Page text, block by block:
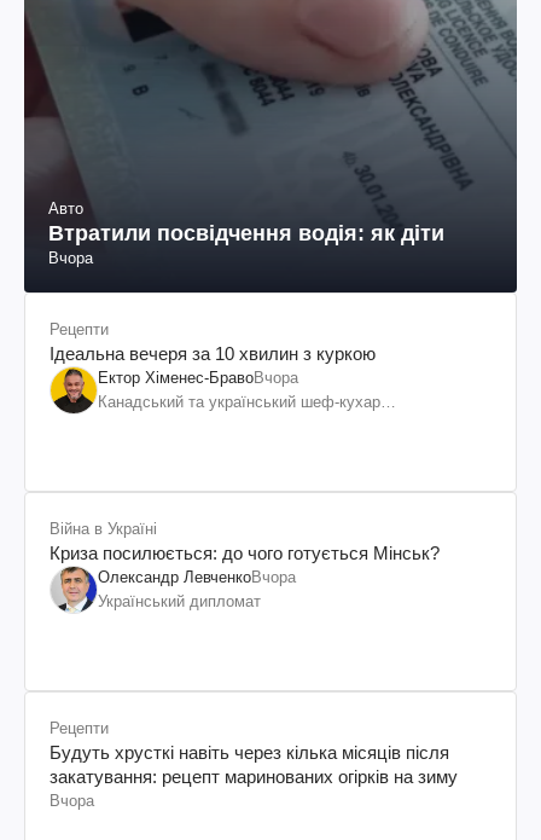
Авто
Втратили посвідчення водія: як діти
Вчора
Рецепти
Ідеальна вечеря за 10 хвилин з куркою
Ектор Хіменес-БравоВчора
Канадський та український шеф-кухар
Війна в Україні
Криза посилюється: до чого готується Мінськ?
Олександр ЛевченкоВчора
Український дипломат
Рецепти
Будуть хрусткі навіть через кілька місяців після
закатування: рецепт маринованих огірків на зиму
Вчора